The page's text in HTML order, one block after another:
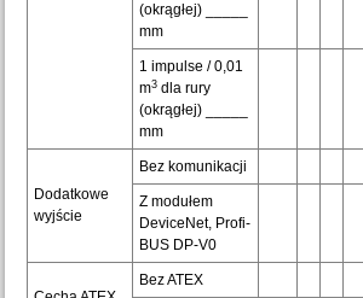
(okrągłej) _____
mm
1 impulse / 0,01
m3dla rury
(okrągłej) _____
mm
Dodatkowe
wyjście
Bez komunikacji
Z modułem
DeviceNet, Profi-
BUS DP-V0
Bez ATEX